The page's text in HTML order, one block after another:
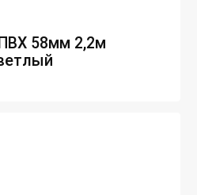
58мм 2,2м